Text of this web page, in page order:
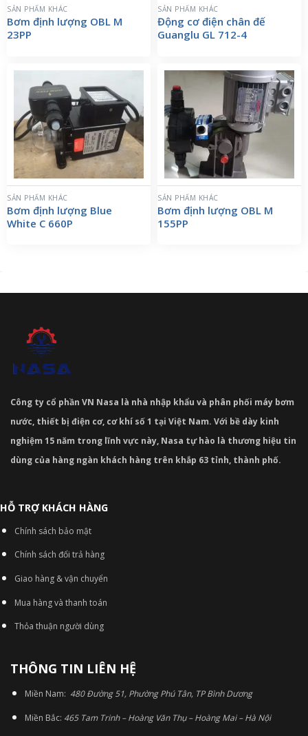
SẢN PHẨM KHÁC
Bơm định lượng OBL M
23PP
SẢN PHẨM KHÁC
Động cơ điện chân đế
Guanglu GL 712-4
SẢN PHẨM KHÁC
Bơm định lượng Blue
White C 660P
SẢN PHẨM KHÁC
Bơm định lượng OBL M
155PP
Công ty cổ phần VN Nasa là nhà nhập khẩu và phân phối máy bơm
nước, thiết bị điện cơ, cơ khí số 1 tại Việt Nam. Với bề dày kinh
nghiệm 15 năm trong lĩnh vực này, Nasa tự hào là thương hiệu tin
dùng của hàng ngàn khách hàng trên khắp 63 tỉnh, thành phố.
HỖ TRỢ KHÁCH HÀNG
Chính sách bảo mật
Chính sách đổi trả hàng
Giao hàng & vận chuyển
Mua hàng và thanh toán
Thỏa thuận người dùng
THÔNG TIN LIÊN HỆ
Miền Nam: 480 Đường 51, Phường Phú Tân, TP Bình Dương
Miền Bắc: 465 Tam Trinh – Hoàng Văn Thụ – Hoàng Mai – Hà Nội